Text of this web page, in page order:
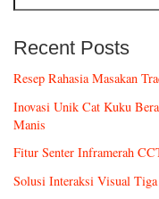
Recent Posts
Resep Rahasia Masakan
Inovasi Unik Cat Kuku
Manis
Fitur Senter Inframerah
Solusi Interaksi Visual